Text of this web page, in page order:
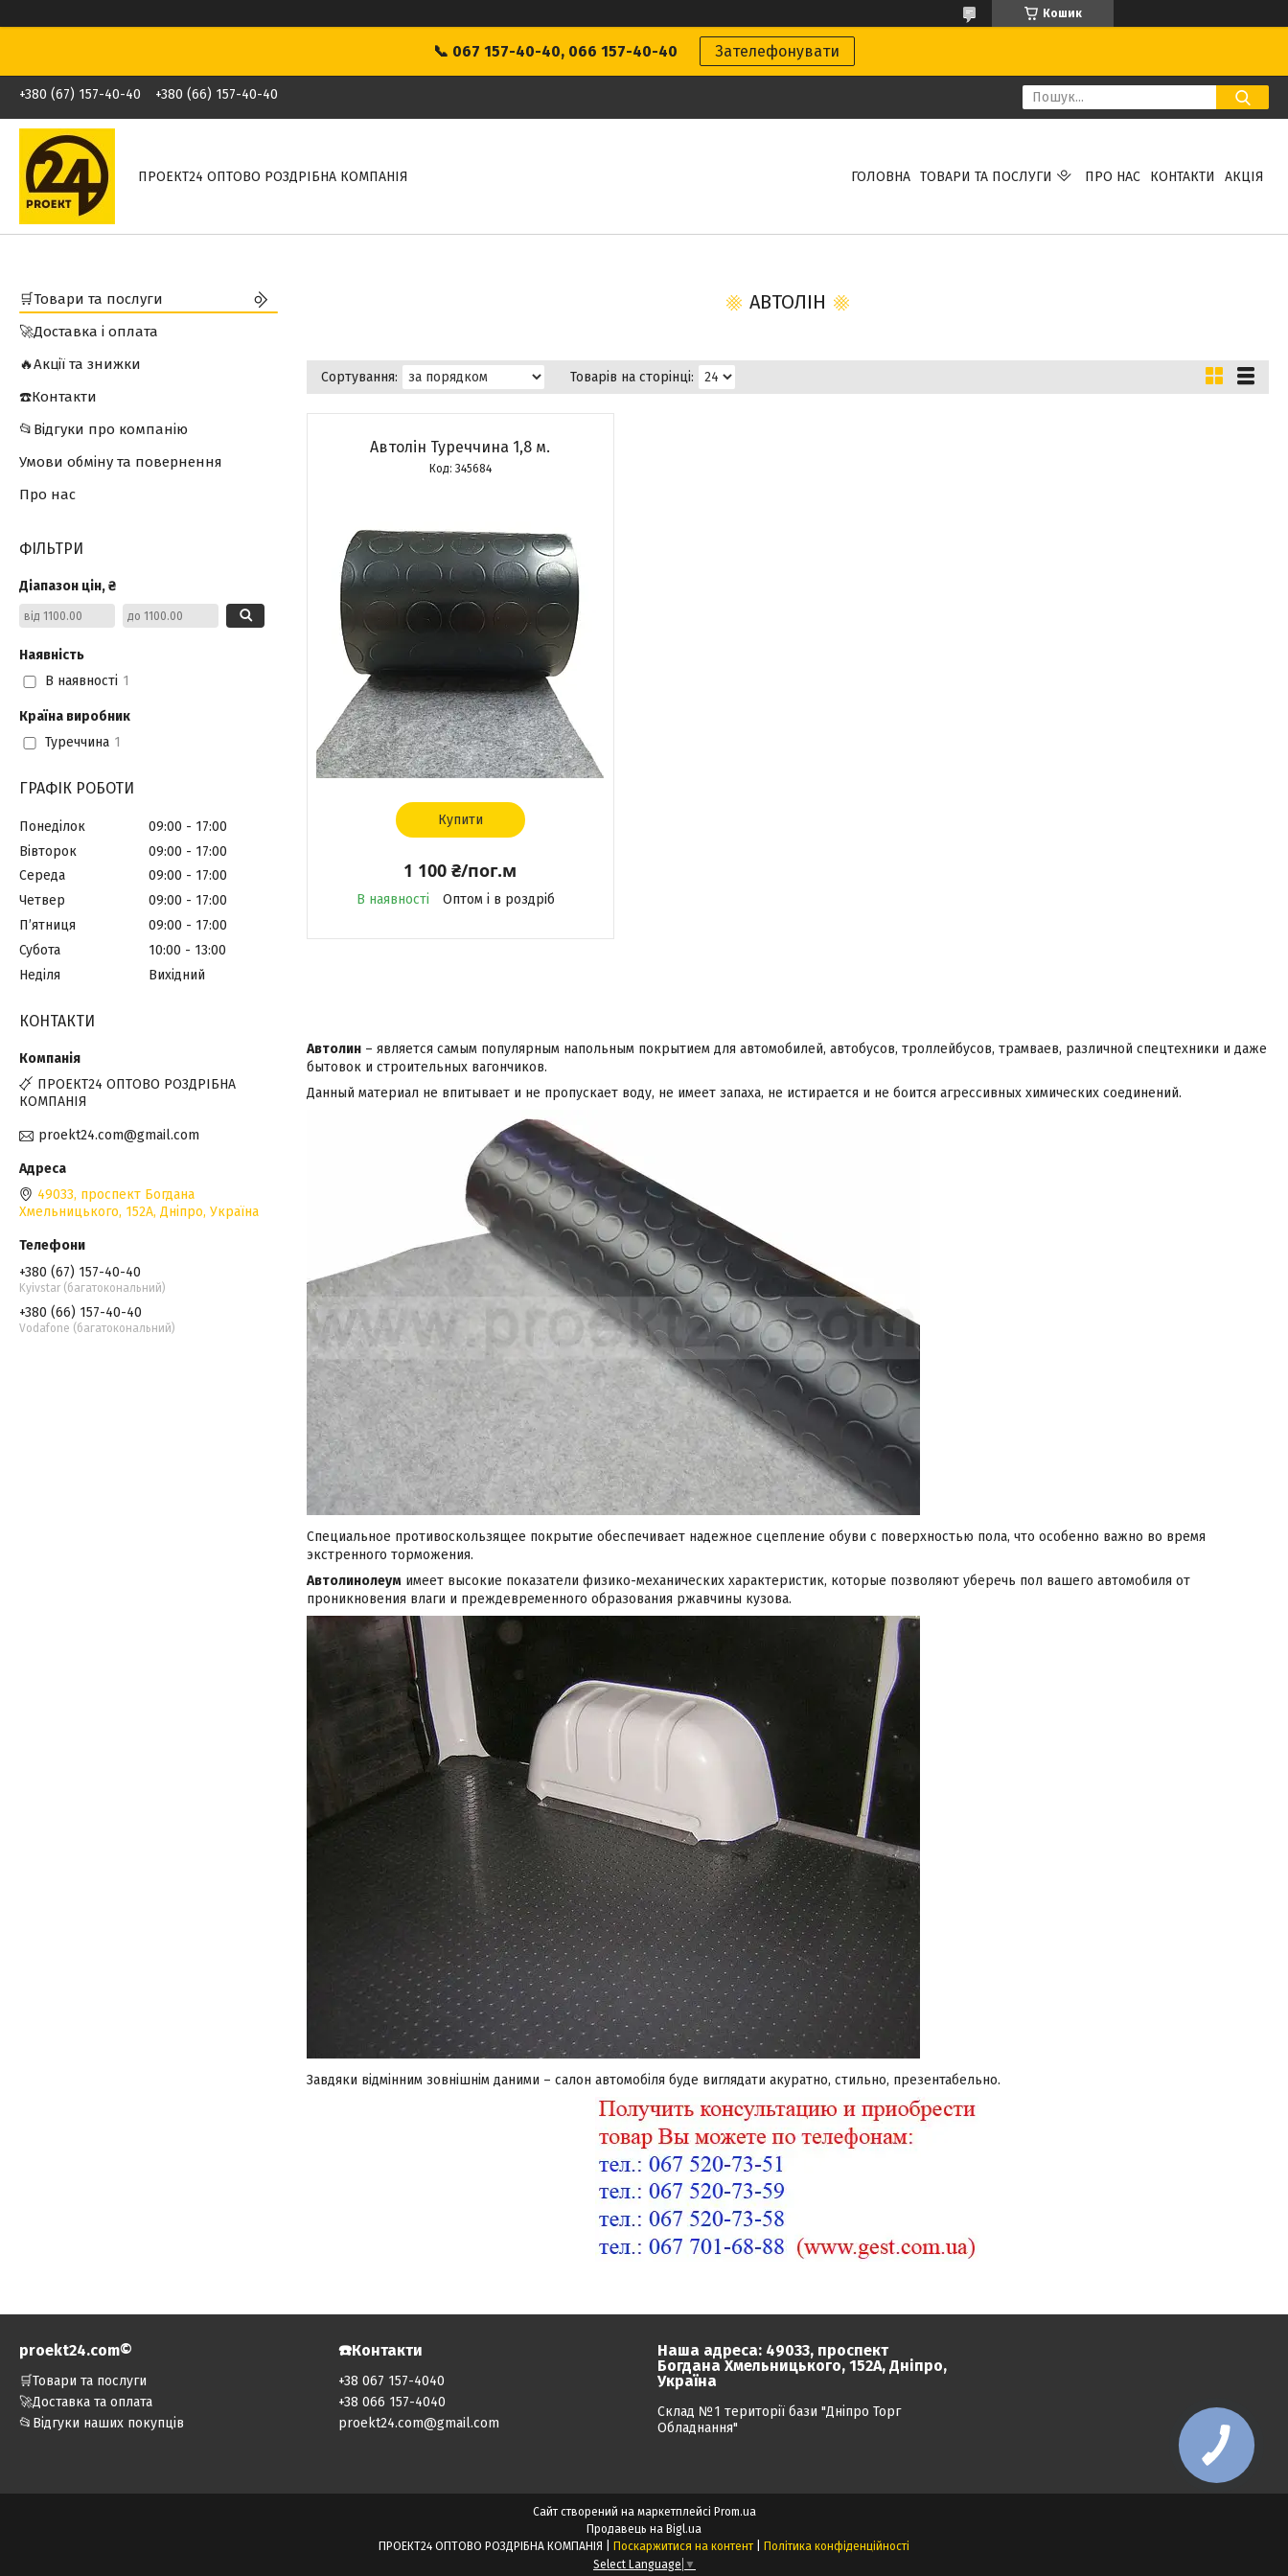
Кошик
📞 067 157-40-40, 066 157-40-40 Зателефонувати
+380 (67) 157-40-40 +380 (66) 157-40-40
ПРОЕКТ24 ОПТОВО РОЗДРІБНА КОМПАНІЯ ГОЛОВНА ТОВАРИ ТА ПОСЛУГИ ПРО НАС КОНТАКТИ АКЦІЯ
АВТОЛІН
Автолін Туреччина 1,8 м.
345684
Купити
1 100 ₴/пог.м
В наявності Оптом і в роздріб
Автолин – является самым популярным напольным покрытием для автомобилей, автобусов, троллейбусов, трамваев, различной спецтехники и даже
бытовок и строительных вагончиков.
Данный материал не впитывает и не пропускает воду, не имеет запаха, не истирается и не боится агрессивных химических соединений.
Специальное противоскользящее покрытие обеспечивает надежное сцепление обуви с поверхностью пола, что особенно важно во время
экстренного торможения.
Автолинолеум имеет высокие показатели физико-механических характеристик, которые позволяют уберечь пол вашего автомобиля от
проникновения влаги и преждевременного образования ржавчины кузова.
Завдяки відмінним зовнішнім даними – салон автомобіля буде виглядати акуратно, стильно, презентабельно.
🛒Товари та послуги
🚀Доставка і оплата
🔥Акції та знижки
☎️Контакти
📂Відгуки про компанію
Умови обміну та повернення
Про нас
ФІЛЬТРИ
Діапазон цін, ₴
Наявність
В наявності 1
Країна виробник
Туреччина 1
ГРАФІК РОБОТИ
Понеділок 09:00
17:00
Вівторок
09:00
17:00
Середа
09:00
17:00
Четвер
09:00
17:00
Пʼятниця
09:00
17:00
Субота
10:00
13:00
Неділя
Вихідний
КОНТАКТИ
ПРОЕКТ24 ОПТОВО РОЗДРІБНА
КОМПАНІЯ
proekt24.com@gmail.com
49033, проспект Богдана
Хмельницького, 152А, Дніпро, Україна
+380 (67) 157-40-40
Kyivstar (багатокональний)
+380 (66) 157-40-40
Vodafone (багатокональний)
proekt24.com©️
🛒Товари та послуги
🚀Доставка та оплата
📂Відгуки наших покупців
☎️Контакти
+38 067 157-4040
+38 066 157-4040
proekt24.com@gmail.com
Наша адреса: 49033, проспект
Богдана Хмельницького, 152А, Дніпро,
Україна
Склад №1 території бази "Дніпро Торг
Обладнання"
Сайт створений на маркетплейсі Prom.ua
Продавець на Bigl.ua
Поскаржитися на контент
Політика конфіденційності
Select Language ▼